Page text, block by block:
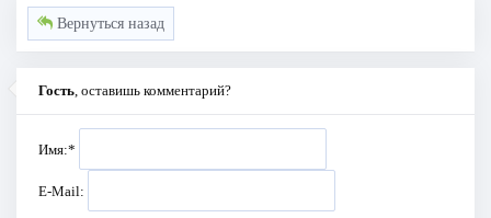
Вернуться назад
Гость , оставишь комментарий?
Имя:*
E-Mail: